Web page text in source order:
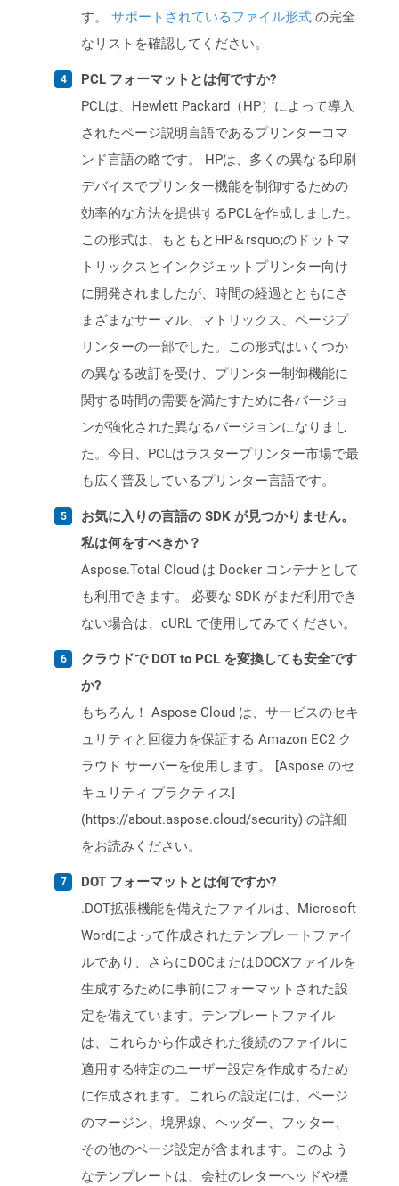
す。 サポートされているファイル形式 の完全
なリストを確認してください。
PCL フォーマットとは何ですか?
PCLは、Hewlett Packard（HP）によって導入
されたページ説明言語であるプリンターコマ
ンド言語の略です。 HPは、多くの異なる印刷
デバイスでプリンター機能を制御するための
効率的な方法を提供するPCLを作成しました。
この形式は、もともとHP＆rsquo;のドットマ
トリックスとインクジェットプリンター向け
に開発されましたが、時間の経過とともにさ
まざまなサーマル、マトリックス、ページプ
リンターの一部でした。この形式はいくつか
の異なる改訂を受け、プリンター制御機能に
関する時間の需要を満たすために各バージョ
ンが強化された異なるバージョンになりまし
た。今日、PCLはラスタープリンター市場で最
も広く普及しているプリンター言語です。
お気に入りの言語の SDK が見つかりません。
私は何をすべきか？
Aspose.Total Cloud は Docker コンテナとして
も利用できます。 必要な SDK がまだ利用でき
ない場合は、cURL で使用してみてください。
クラウドで DOT to PCL を変換しても安全です
か?
もちろん！ Aspose Cloud は、サービスのセキ
ュリティと回復力を保証する Amazon EC2 ク
ラウド サーバーを使用します。 [Aspose のセ
キュリティ プラクティス]
(https://about.aspose.cloud/security) の詳細
をお読みください。
DOT フォーマットとは何ですか?
.DOT拡張機能を備えたファイルは、Microsoft
Wordによって作成されたテンプレートファイ
ルであり、さらにDOCまたはDOCXファイルを
生成するために事前にフォーマットされた設
定を備えています。テンプレートファイル
は、これらから作成された後続のファイルに
適用する特定のユーザー設定を作成するため
に作成されます。これらの設定には、ページ
のマージン、境界線、ヘッダー、フッター、
その他のページ設定が含まれます。このよう
なテンプレートは、会社のレターヘッドや標